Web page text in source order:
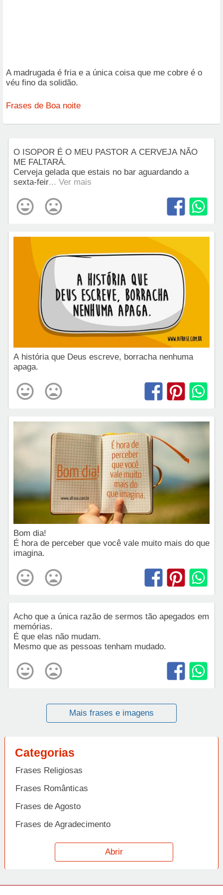
A madrugada é fria e a única coisa que me cobre é o
véu fino da solidão.
Frases de Boa noite
O ISOPOR É O MEU PASTOR A CERVEJA NÃO
ME FALTARÁ.
Cerveja gelada que estais no bar aguardando a
sexta-feir... Ver mais
A história que Deus escreve, borracha nenhuma
apaga.
Bom dia!
É hora de perceber que você vale muito mais do que
imagina.
Acho que a única razão de sermos tão apegados em
memórias.
É que elas não mudam.
Mesmo que as pessoas tenham mudado.
Mais frases e imagens
Categorias
Frases Religiosas
Frases Românticas
Frases de Agosto
Frases de Agradecimento
Frases de Amizade
Frases de Amor
Abrir